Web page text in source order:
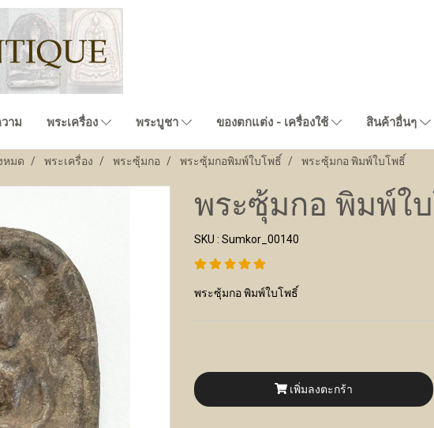
าม พระเครื่อง พระบูชา ของตกแต่ง - เครื่องใช้ สินค้าอื่นๆ
หมด พระเครื่อง พระซุ้มกอ พระซุ้มกอพิมพ์ใบโพธิ์ พระซุ้มกอ พิมพ์ใบโพธิ์
พระซุ้มกอ พิมพ์ใ
SKU : Sumkor_00140
พระซุ้มกอ พิมพ์ใบโพธิ์
เพิ่มลงตะกร้า